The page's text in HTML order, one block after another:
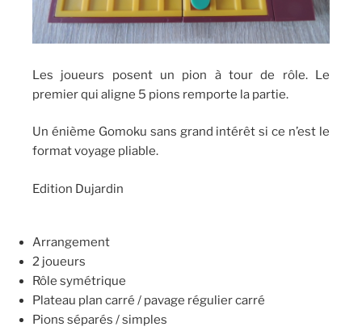
Les joueurs posent un pion à tour de rôle. Le
premier qui aligne 5 pions remporte la partie.
Un énième Gomoku sans grand intérêt si ce n’est le
format voyage pliable.
Edition Dujardin
Arrangement
2 joueurs
Rôle symétrique
Plateau plan carré / pavage régulier carré
Pions séparés / simples